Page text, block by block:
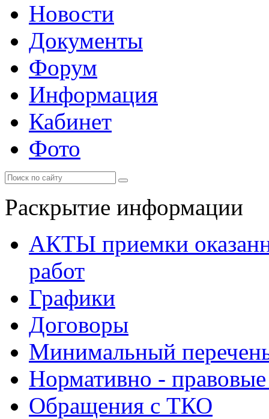
Новости
Документы
Форум
Информация
Кабинет
Фото
Раскрытие информации
АКТЫ приемки
работ
Графики
Договоры
Минимальный
Нормативно -
Обращения с ТКО